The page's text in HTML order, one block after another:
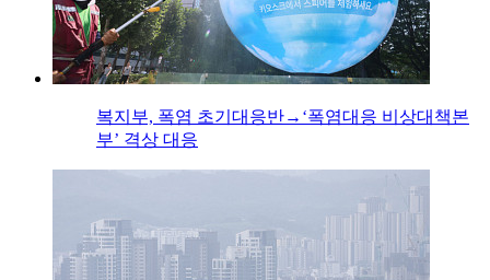
복지부, 폭염 초기대응반→‘폭염대응 비상대책본
부’ 격상 대응